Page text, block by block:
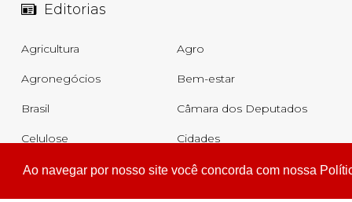
Ao navegar por nosso site você concorda com nossa
Editorias
Agricultura Agro
Agronegócios Bem-estar
Brasil Câmara dos Deputados
Celulose Cidades
Comércio Cotidiano
Ver todas